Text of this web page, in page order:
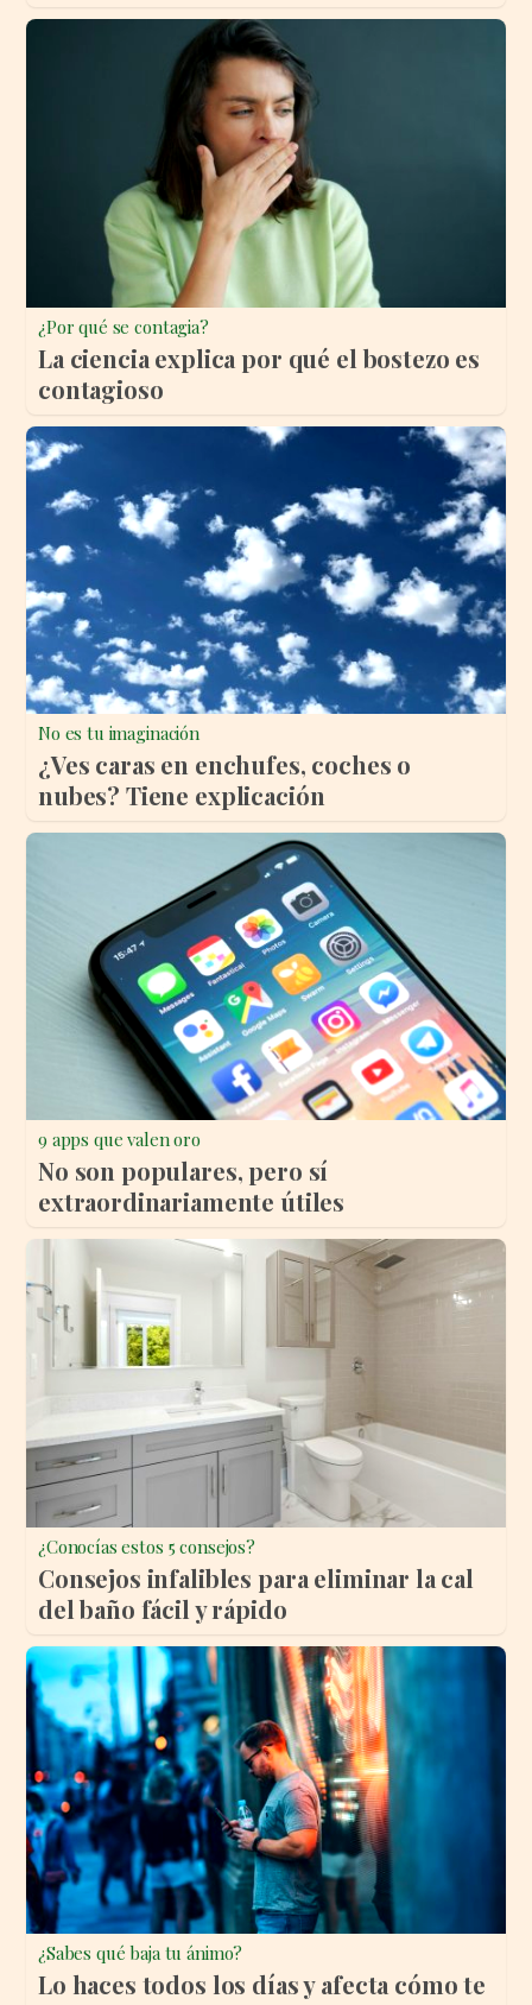
¿Por qué se contagia?
La ciencia explica por qué el bostezo es
contagioso
No es tu imaginación
¿Ves caras en enchufes, coches o
nubes? Tiene explicación
9 apps que valen oro
No son populares, pero sí
extraordinariamente útiles
¿Conocías estos 5 consejos?
Consejos infalibles para eliminar la cal
del baño fácil y rápido
¿Sabes qué baja tu ánimo?
Lo haces todos los días y afecta cómo te